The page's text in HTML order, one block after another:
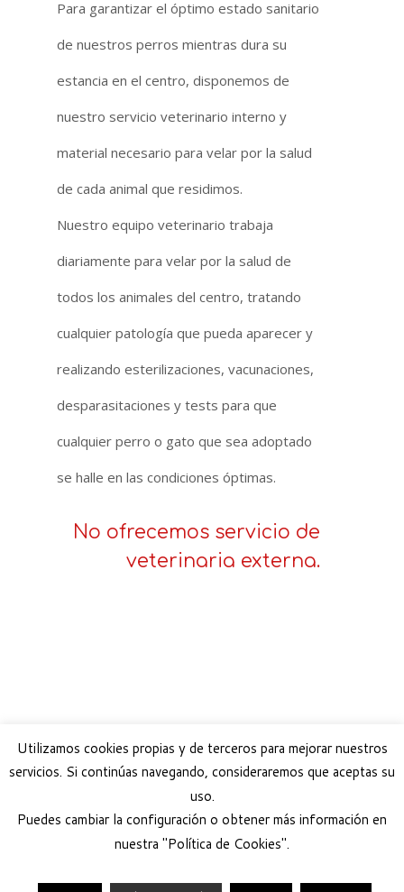
Para garantizar el óptimo estado sanitario
de nuestros perros mientras dura su
estancia en el centro, disponemos de
nuestro servicio veterinario interno y
material necesario para velar por la salud
de cada animal que residimos.
Nuestro equipo veterinario trabaja
diariamente para velar por la salud de
todos los animales del centro, tratando
cualquier patología que pueda aparecer y
realizando esterilizaciones, vacunaciones,
desparasitaciones y tests para que
cualquier perro o gato que sea adoptado
se halle en las condiciones óptimas.
No ofrecemos servicio de
veterinaria externa.
Navegación de entradas
Utilizamos cookies propias y de terceros para mejorar nuestros
servicios. Si continúas navegando, consideraremos que aceptas su
uso.
Puedes cambiar la configuración o obtener más información en
nuestra "Política de Cookies".